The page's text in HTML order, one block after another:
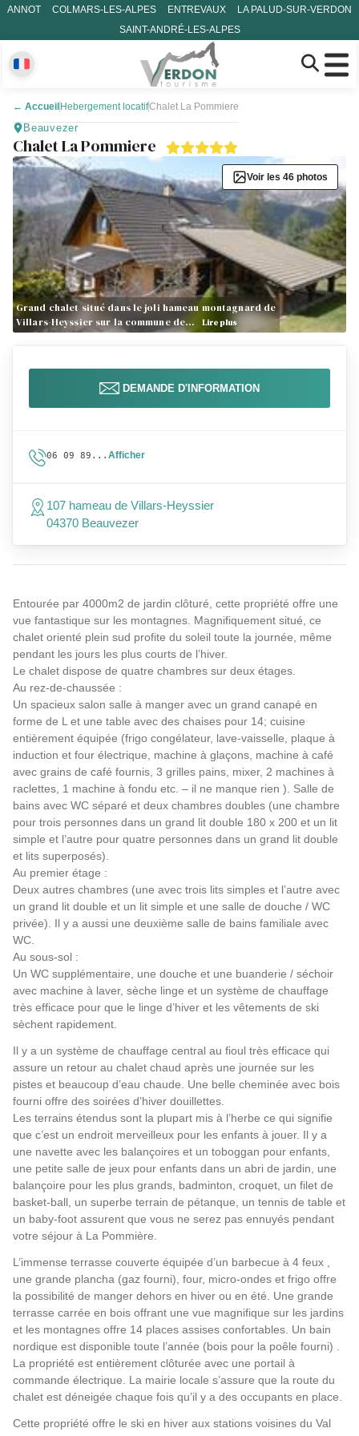
ANNOT COLMARS-LES-ALPES ENTREVAUX
LA PALUD-SUR-VERDON
SAINT-ANDRÉ-LES-ALPES
← Accueil Hebergement locatifChalet La Pommiere
Beauvezer
Chalet La Pommiere
Grand chalet situé dans le joli hameau montagnard de
Villars-Heyssier sur la commune de…
Lire plus
Voir les 46 photos
Entourée par 4000m2 de jardin clôturé, cette propriété offre une
vue fantastique sur les montagnes. Magnifiquement situé, ce
chalet orienté plein sud profite du soleil toute la journée, même
pendant les jours les plus courts de l’hiver.
Le chalet dispose de quatre chambres sur deux étages.
Au rez-de-chaussée :
Un spacieux salon salle à manger avec un grand canapé en
forme de L et une table avec des chaises pour 14; cuisine
entièrement équipée (frigo congélateur, lave-vaisselle, plaque à
induction et four électrique, machine à glaçons, machine à café
avec grains de café fournis, 3 grilles pains, mixer, 2 machines à
raclettes, 1 machine à fondu etc. – il ne manque rien ). Salle de
bains avec WC séparé et deux chambres doubles (une chambre
pour trois personnes dans un grand lit double 180 x 200 et un lit
simple et l’autre pour quatre personnes dans un grand lit double
et lits superposés).
Au premier étage :
Deux autres chambres (une avec trois lits simples et l’autre avec
un grand lit double et un lit simple et une salle de douche / WC
privée). Il y a aussi une deuxième salle de bains familiale avec
WC.
Au sous-sol :
Un WC supplémentaire, une douche et une buanderie / séchoir
avec machine à laver, sèche linge et un système de chauffage
très efficace pour que le linge d’hiver et les vêtements de ski
sèchent rapidement.
Il y a un système de chauffage central au fioul très efficace qui
assure un retour au chalet chaud après une journée sur les
pistes et beaucoup d’eau chaude. Une belle cheminée avec bois
fourni offre des soirées d’hiver douillettes.
Les terrains étendus sont la plupart mis à l’herbe ce qui signifie
que c’est un endroit merveilleux pour les enfants à jouer. Il y a
une navette avec les balançoires et un toboggan pour enfants,
une petite salle de jeux pour enfants dans un abri de jardin, une
balançoire pour les plus grands, badminton, croquet, un filet de
basket-ball, un superbe terrain de pétanque, un tennis de table et
un baby-foot assurent que vous ne serez pas ennuyés pendant
votre séjour à La Pommière.
L’immense terrasse couverte équipée d’un barbecue à 4 feux ,
une grande plancha (gaz fourni), four, micro-ondes et frigo offre
la possibilité de manger dehors en hiver ou en été. Une grande
terrasse carrée en bois offrant une vue magnifique sur les jardins
et les montagnes offre 14 places assises confortables. Un bain
nordique est disponible toute l’année (bois pour la poêle fourni) .
La propriété est entièrement clôturée avec une portail à
commande électrique. La mairie locale s’assure que la route du
chalet est déneigée chaque fois qu’il y a des occupants en place.
Cette propriété offre le ski en hiver aux stations voisines du Val
DEMANDE D'INFORMATION
06 09 89... Afficher
107 hameau de Villars-Heyssier
04370 Beauvezer